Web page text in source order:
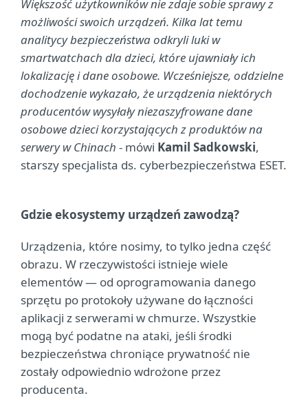
Większość użytkowników nie zdaje sobie sprawy z
możliwości swoich urządzeń. Kilka lat temu
analitycy bezpieczeństwa odkryli luki w
smartwatchach dla dzieci, które ujawniały ich
lokalizację i dane osobowe. Wcześniejsze, oddzielne
dochodzenie wykazało, że urządzenia niektórych
producentów wysyłały niezaszyfrowane dane
osobowe dzieci korzystających z produktów na
serwery w Chinach - mówi Kamil Sadkowski,
starszy specjalista ds. cyberbezpieczeństwa ESET.
Gdzie ekosystemy urządzeń zawodzą?
Urządzenia, które nosimy, to tylko jedna część
obrazu. W rzeczywistości istnieje wiele
elementów — od oprogramowania danego
sprzętu po protokoły używane do łączności
aplikacji z serwerami w chmurze. Wszystkie
mogą być podatne na ataki, jeśli środki
bezpieczeństwa chroniące prywatność nie
zostały odpowiednio wdrożone przez
producenta.